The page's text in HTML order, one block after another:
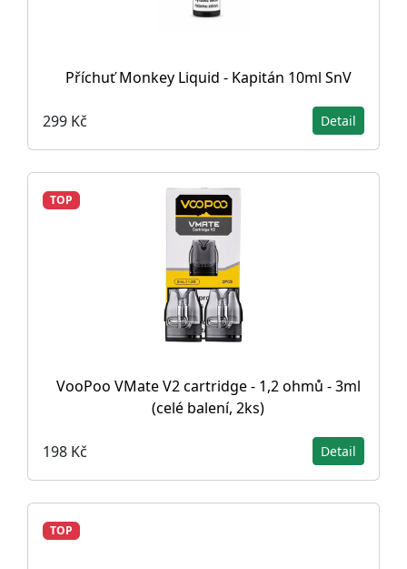
Příchuť Monkey Liquid - Kapitán 10ml SnV
299 Kč Detail
TOP
VooPoo VMate V2 cartridge - 1,2 ohmů - 3ml
(celé balení, 2ks)
198 Kč Detail
TOP